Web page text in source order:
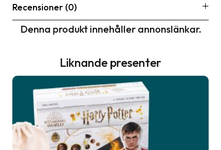
Recensioner (0)
Denna produkt innehåller annonslänkar.
Liknande presenter